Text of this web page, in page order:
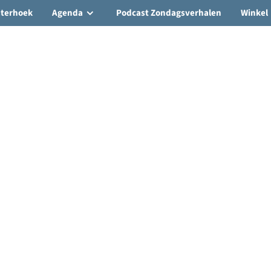
Agenda Podcast Zondagsverhalen Winkel